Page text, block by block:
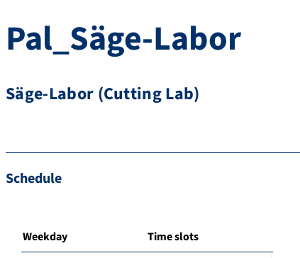
Pal_Säge-Labor
Säge-Labor (Cutting Lab)
Schedule
Weekday Time slots